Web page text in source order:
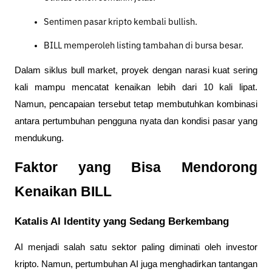
Sentimen pasar kripto kembali bullish.
BILL memperoleh listing tambahan di bursa besar.
Dalam siklus bull market, proyek dengan narasi kuat sering
kali mampu mencatat kenaikan lebih dari 10 kali lipat.
Namun, pencapaian tersebut tetap membutuhkan kombinasi
antara pertumbuhan pengguna nyata dan kondisi pasar yang
mendukung.
Faktor yang Bisa Mendorong
Kenaikan BILL
Katalis AI Identity yang Sedang Berkembang
AI menjadi salah satu sektor paling diminati oleh investor
kripto. Namun, pertumbuhan AI juga menghadirkan tantangan